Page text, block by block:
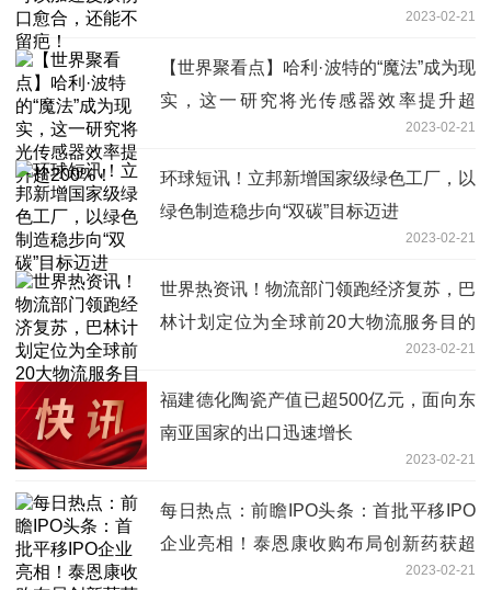
2023-02-21
【世界聚看点】哈利·波特的“魔法”成为现
实，这一研究将光传感器效率提升超
2023-02-21
环球短讯！立邦新增国家级绿色工厂，以
绿色制造稳步向“双碳”目标迈进
2023-02-21
世界热资讯！物流部门领跑经济复苏，巴
林计划定位为全球前20大物流服务目的
2023-02-21
福建德化陶瓷产值已超500亿元，面向东
南亚国家的出口迅速增长
2023-02-21
每日热点：前瞻IPO头条：首批平移IPO
企业亮相！泰恩康收购布局创新药获超
2023-02-21